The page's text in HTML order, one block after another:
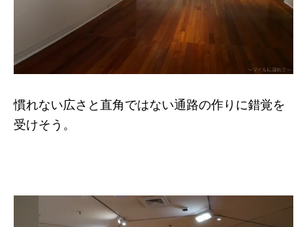
慣れない広さと直角ではない通路の作りに錯覚を
受けそう。